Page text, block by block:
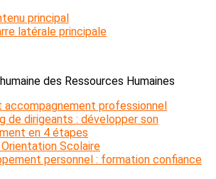
principal
latérale principale
des Ressources Humaines
accompagnement professionnel
de dirigeants : développer son
en 4 étapes
Orientation Scolaire
personnel : formation confiance